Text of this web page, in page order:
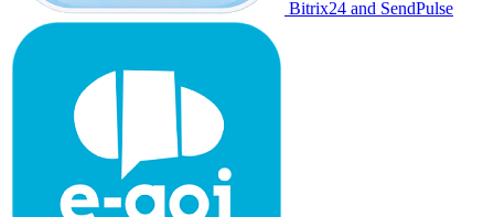
Bitrix24 and SendPulse